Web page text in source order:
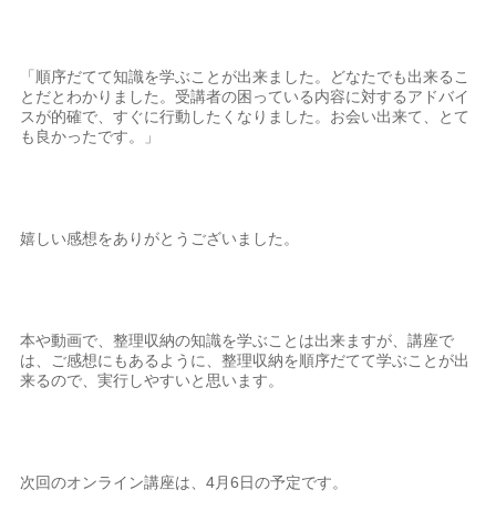
「順序だてて知識を学ぶことが出来ました。どなたでも出来るこ
とだとわかりました。受講者の困っている内容に対するアドバイ
スが的確で、すぐに行動したくなりました。お会い出来て、とて
も良かったです。」
嬉しい感想をありがとうございました。
本や動画で、整理収納の知識を学ぶことは出来ますが、講座で
は、ご感想にもあるように、整理収納を順序だてて学ぶことが出
来るので、実行しやすいと思います。
次回のオンライン講座は、4月6日の予定です。